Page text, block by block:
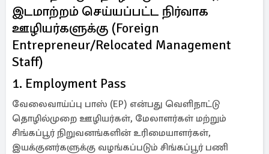
இடமாற்றம் செய்யப்பட்ட நிர்வாக
ஊழியர்களுக்கு (Foreign
Entrepreneur/Relocated Management
Staff)
1. Employment Pass
வேலைவாய்ப்பு பாஸ் (EP) என்பது வெளிநாட்டு
தொழில்முறை ஊழியர்கள், மேலாளர்கள் மற்றும்
சிங்கப்பூர் நிறுவனங்களின் உரிமையாளர்கள்,
இயக்குனர்களுக்கு வழங்கப்படும் சிங்கப்பூர் பணி